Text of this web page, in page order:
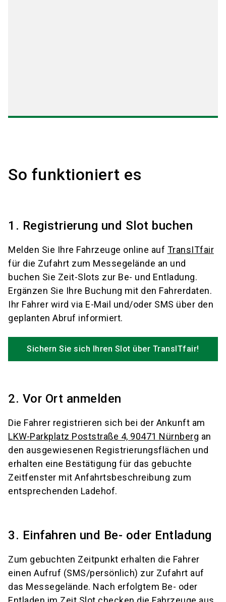
So funktioniert es
1. Registrierung und Slot buchen
Melden Sie Ihre Fahrzeuge online auf TransITfair
für die Zufahrt zum Messegelände an und
buchen Sie Zeit-Slots zur Be- und Entladung.
Ergänzen Sie Ihre Buchung mit den Fahrerdaten.
Ihr Fahrer wird via E-Mail und/oder SMS über den
geplanten Abruf informiert.
Sichern Sie sich Ihren Slot über TransITfair!
2. Vor Ort anmelden
Die Fahrer registrieren sich bei der Ankunft am
LKW-Parkplatz Poststraße 4, 90471 Nürnberg an
den ausgewiesenen Registrierungsflächen und
erhalten eine Bestätigung für das gebuchte
Zeitfenster mit Anfahrtsbeschreibung zum
entsprechenden Ladehof.
3. Einfahren und Be- oder Entladung
Zum gebuchten Zeitpunkt erhalten die Fahrer
einen Aufruf (SMS/persönlich) zur Zufahrt auf
das Messegelände. Nach erfolgtem Be- oder